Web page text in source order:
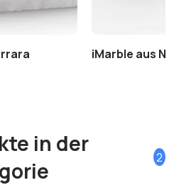
iMarble aus
in der
2